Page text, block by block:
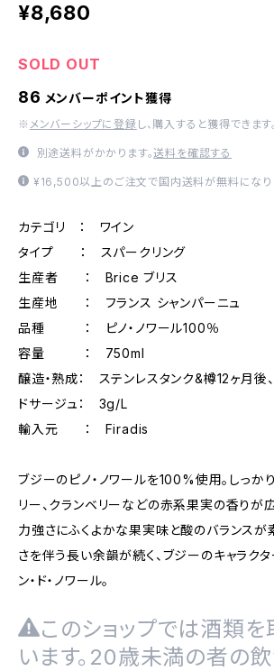
¥8,680
SOLD OUT
86 メンバーポイント獲得
※ メンバーシップに登録 し、購入すると獲得できます。
別途送料がかかります。送料を確認する
¥16,500以上のご注文で国内送料が無料になり
カテゴリ ： ワイン
タイプ ： スパークリング
生産者 ： Brice ブリス
生産地 ： フランス シャンパーニュ
品種 ： ピノ・ノワール100％
容量 ： 750ml
醸造・熟成： ステンレスタンク&樽12ヶ月後
ドサージュ： 3g/L
輸入元 ： Firadis
ブジーのピノ・ノワールを100%使用。しっか
リー、クランベリーなどの赤系果実の香りが
力強さにふくよかな果実味と酸のバランスが
さを伴う長い余韻が続く、ブジーのキャラク
ン・ド・ノワール。
このショップでは酒類を
います。20歳未満の者の